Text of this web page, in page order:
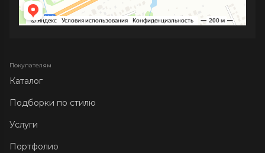
Покупателям
Каталог
Подборки по стилю
Услуги
Портфолио